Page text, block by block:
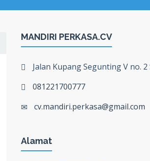
MANDIRI PERKASA.CV
Jalan Kupang Segunting V no. 2
081221700777
cv.mandiri.perkasa@gmail.com
Alamat